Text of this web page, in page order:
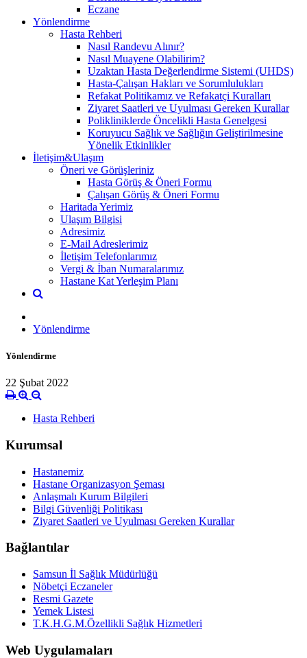
Eczane
Yönlendirme
Hasta Rehberi
Nasıl Randevu Alınır?
Nasıl Muayene Olabilirim?
Uzaktan Hasta Değerlendirme Sistemi (UHDS)
Hasta-Çalışan Hakları ve Sorumlulukları
Refakat Politikamız ve Refakatçi Kuralları
Ziyaret Saatleri ve Uyulması Gereken Kurallar
Polikliniklerde Öncelikli Hasta Genelgesi
Koruyucu Sağlık ve Sağlığın Geliştirilmesine
Yönelik Etkinlikler
İletişim&Ulaşım
Öneri ve Görüşleriniz
Hasta Görüş & Öneri Formu
Çalışan Görüş & Öneri Formu
Haritada Yerimiz
Ulaşım Bilgisi
Adresimiz
E-Mail Adreslerimiz
İletişim Telefonlarımız
Vergi & İban Numaralarımız
Hastane Kat Yerleşim Planı
Yönlendirme
Yönlendirme
22 Şubat 2022
Hasta Rehberi
Kurumsal
Hastanemiz
Hastane Organizasyon Şeması
Anlaşmalı Kurum Bilgileri
Bilgi Güvenliği Politikası
Ziyaret Saatleri ve Uyulması Gereken Kurallar
Bağlantılar
Samsun İl Sağlık Müdürlüğü
Nöbetçi Eczaneler
Resmi Gazete
Yemek Listesi
T.K.H.G.M.Özellikli Sağlık Hizmetleri
Web Uygulamaları